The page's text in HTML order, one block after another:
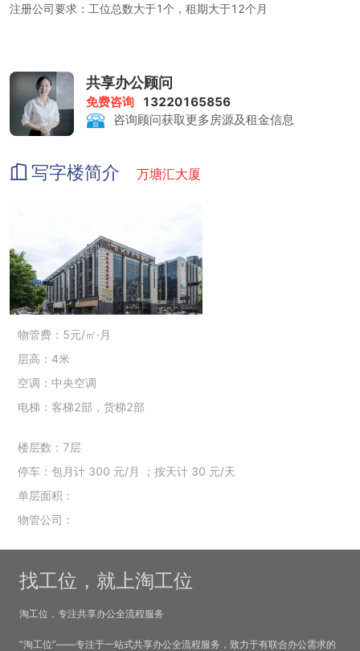
注册公司要求：工位总数大于1个，租期大于12个月
租金包含：前台服务、物管费、家具、水电、咖啡茶水、日常清洁、
网络配置、会议室共享办公顾问
免费咨询
13220165856
咨询顾问获取更多房源及租金信息
写字楼简介 万塘汇大厦
物管费：5元/㎡·月
层高：4米
空调：中央空调
电梯：客梯2部，货梯2部
楼层数：7层
停车：包月计 300 元/月 ；按天计 30 元/天
单层面积：
物管公司：
找工位，就上淘工位
淘工位，专注共享办公全流程服务
“淘工位”——专注于一站式共享办公全流程服务，致力于有联合办公需求的